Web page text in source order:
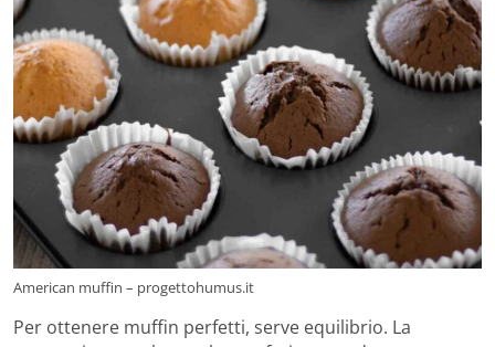
American muffin – progettohumus.it
Per ottenere muffin perfetti, serve equilibrio. La